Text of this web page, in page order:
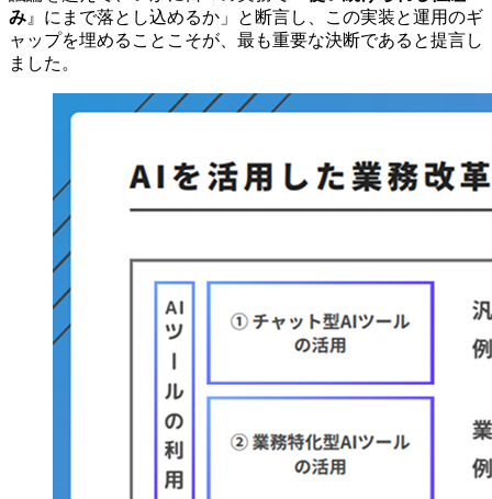
み』にまで落とし込めるか」と断言し、この実装と運用のギ
ャップを埋めることこそが、最も重要な決断であると提言し
ました。